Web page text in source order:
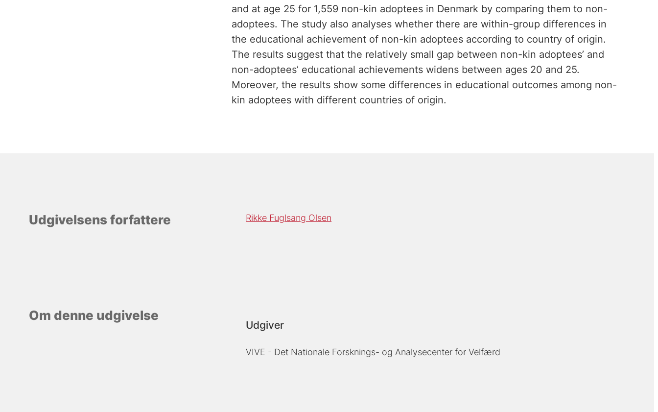
and at age 25 for 1,559 non-kin adoptees in Denmark by comparing them to non-
adoptees. The study also analyses whether there are within-group differences in
the educational achievement of non-kin adoptees according to country of origin.
The results suggest that the relatively small gap between non-kin adoptees’ and
non-adoptees’ educational achievements widens between ages 20 and 25.
Moreover, the results show some differences in educational outcomes among non-
kin adoptees with different countries of origin.
Udgivelsens forfattere Rikke Fuglsang Olsen
Om denne udgivelse
Udgiver
VIVE - Det Nationale Forsknings- og Analysecenter for Velfærd